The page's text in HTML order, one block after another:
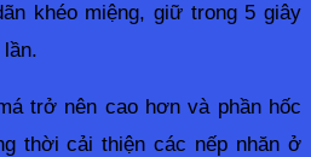
khéo miệng, giữ trong 5 giây
trở nên cao hơn và phần hốc
thời cải thiện các nếp nhăn ở